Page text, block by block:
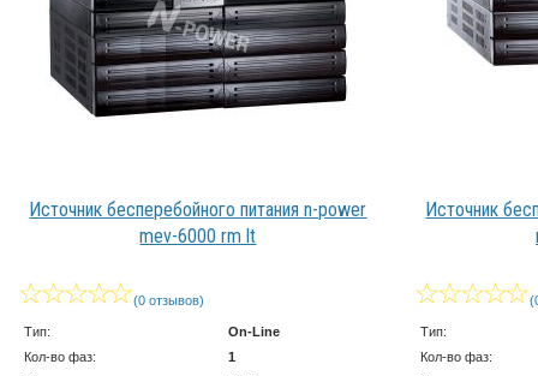
Источник бесперебойного питания n-power
mev-6000 rm lt
(0 отзывов)
Тип:
On-Line
Кол-во фаз:
1
Источник
Тип:
Кол-во фаз: